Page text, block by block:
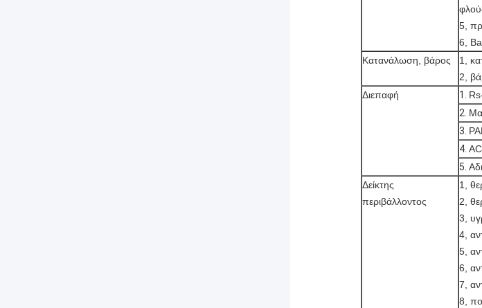
5,
6,
Κατανάλωση, βάρος
1,
2,
Διεπαφή
1.
2.
3.
4.
5.
Δείκτης
περιβάλλοντος
1,
2,
3,
4,
5,
6,
7,
8,